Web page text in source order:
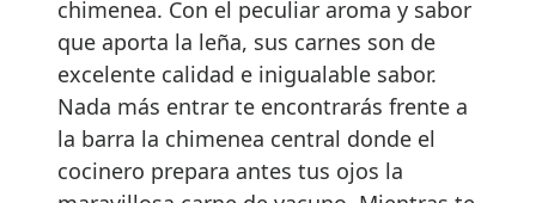
chimenea. Con el peculiar aroma y sabor
que aporta la leña, sus carnes son de
excelente calidad e inigualable sabor.
Nada más entrar te encontrarás frente a
la barra la chimenea central donde el
cocinero prepara antes tus ojos la